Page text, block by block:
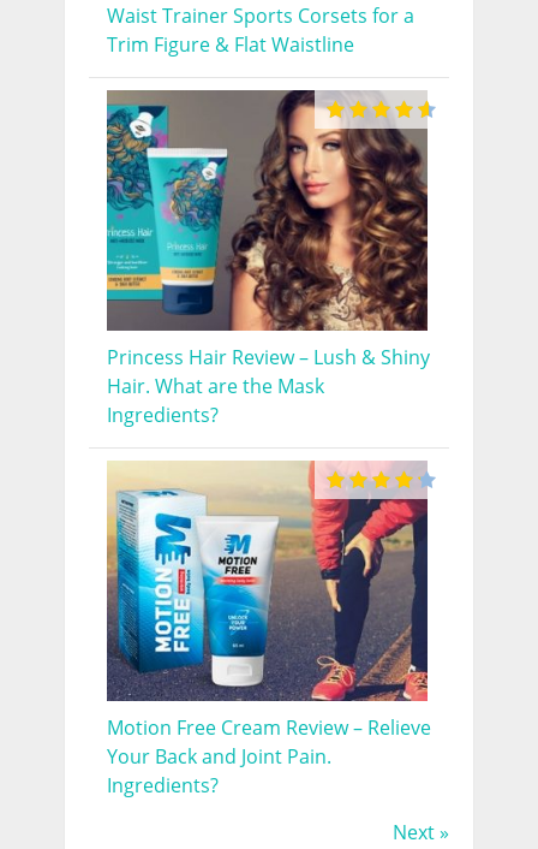
Waist Trainer Sports Corsets for a
Trim Figure & Flat Waistline
Princess Hair Review – Lush & Shiny
Hair. What are the Mask
Ingredients?
Motion Free Cream Review – Relieve
Your Back and Joint Pain.
Ingredients?
Next »